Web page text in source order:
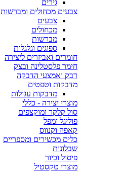
גירים
צבעים מכחולים ומברשות
צבעים
מכחולים
מברשות
ספוגים וגלגלות
חומרים ואביזרים ליצירה
חימר פלסטלינה ובצק
דבק ואמצעי הדבקה
מדבקות וטפטים
מדבקות עגולות
מוצרי יצירה - כללי
סול קלקר ומוקצפים
פוליגל ומפל
קאפה וקנווס
כלים מכשירים ומספריים
שבלונות
פיסול וכיור
מוצרי טקסטיל